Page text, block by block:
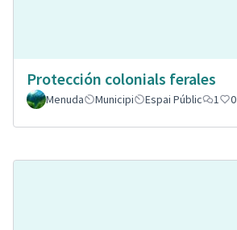
Protección colonials ferales
Menuda
Municipi Espai Públic 1 0